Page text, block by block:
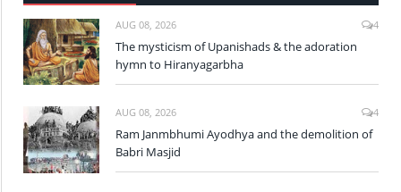
AUG 08, 2026 4
The mysticism of Upanishads & the adoration
hymn to Hiranyagarbha
AUG 08, 2026 4
Ram Janmbhumi Ayodhya and the demolition of
Babri Masjid